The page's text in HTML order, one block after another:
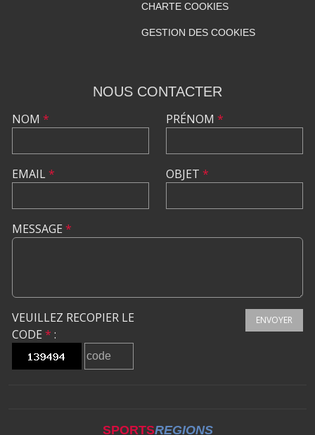
CHARTE COOKIES
GESTION DES COOKIES
NOUS CONTACTER
NOM *
EMAIL*
PRÉNOM *
OBJET *
MESSAGE *
VEUILLEZ RECOPIER LE
CODE * :
ENVOYER
SPORTSREGIONS